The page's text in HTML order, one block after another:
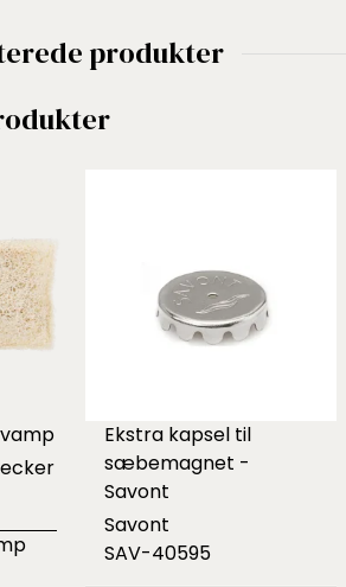
produkter
Ekstra kapsel til
sæbemagnet -
Savont
Savont
SAV-40595